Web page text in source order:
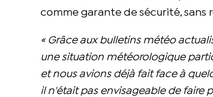
comme garante de sécurité, sans
« Grâce aux bulletins météo
une situation météorologique
et nous avions déjà fait face à
il n'était pas envisageable de faire